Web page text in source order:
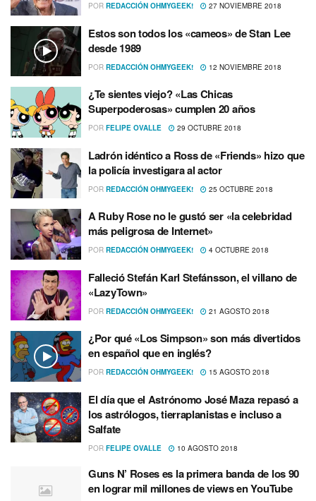
POR REDACCIÓN OHMYGEEK! 27 NOVIEMBRE 2018
Estos son todos los «cameos» de Stan Lee
desde 1989
POR REDACCIÓN OHMYGEEK! 12 NOVIEMBRE 2018
¿Te sientes viejo? «Las Chicas
Superpoderosas» cumplen 20 años
POR FELIPE OVALLE 29 OCTUBRE 2018
Ladrón idéntico a Ross de «Friends» hizo que
la policí­a investigara al actor
POR REDACCIÓN OHMYGEEK! 25 OCTUBRE 2018
A Ruby Rose no le gustó ser «la celebridad
más peligrosa de Internet»
POR REDACCIÓN OHMYGEEK! 4 OCTUBRE 2018
Falleció Stefán Karl Stefánsson, el villano de
«LazyTown»
POR REDACCIÓN OHMYGEEK! 21 AGOSTO 2018
¿Por qué «Los Simpson» son más divertidos
en español que en inglés?
POR REDACCIÓN OHMYGEEK! 15 AGOSTO 2018
El dí­a que el Astrónomo José Maza repasó a
los astrólogos, tierraplanistas e incluso a
Salfate
POR FELIPE OVALLE 10 AGOSTO 2018
Guns N’ Roses es la primera banda de los 90
en lograr mil millones de views en YouTube